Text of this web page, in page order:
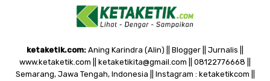
ketaketik.com: Aning Karindra (Alin) || Blogger || Jurnalis ||
www.ketaketik.com || ketaketikita@gmail.com || 08122776668 ||
Semarang, Jawa Tengah, Indonesia || Instagram : ketaketikcom ||